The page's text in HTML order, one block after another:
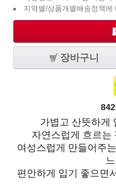
지역별/상품개별배송정책에
장바구니
가볍고 산뜻하게
자연스럽게 흐르는
여성스럽게 만들어주
편안하게 입기 좋으면